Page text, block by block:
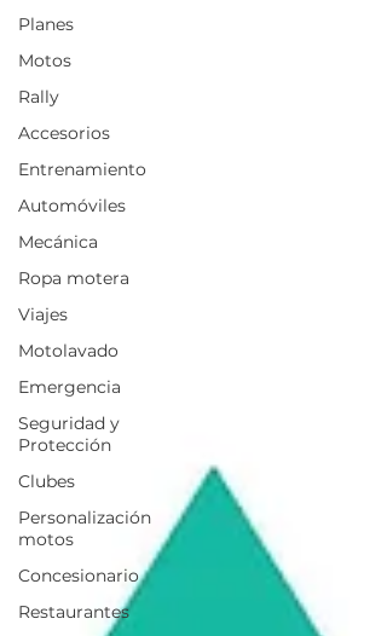
Planes
Motos
Rally
Accesorios
Entrenamiento
Automóviles
Mecánica
Ropa motera
Viajes
Motolavado
Emergencia
Seguridad y
Protección
Clubes
Personalización
motos
Concesionario
Restaurantes